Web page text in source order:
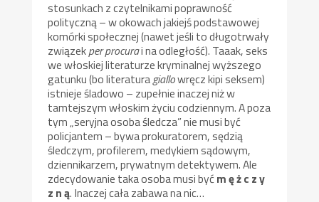
stosunkach z czytelnikami poprawność
polityczną – w okowach jakiejś podstawowej
komórki społecznej (nawet jeśli to długotrwały
związekper procurai na odległość). Taaak, seks
we włoskiej literaturze kryminalnej wyższego
gatunku (bo literaturagiallowręcz kipi seksem)
istnieje śladowo – zupełnie inaczej niż w
tamtejszym włoskim życiu codziennym. A poza
tym „seryjna osoba śledcza” nie musi być
policjantem – bywa prokuratorem, sędzią
śledczym, profilerem, medykiem sądowym,
dziennikarzem, prywatnym detektywem. Ale
zdecydowanie taka osoba musi byćm ę ż c z y
z n ą. Inaczej cała zabawa na nic…